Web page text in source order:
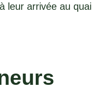
leur arrivée au